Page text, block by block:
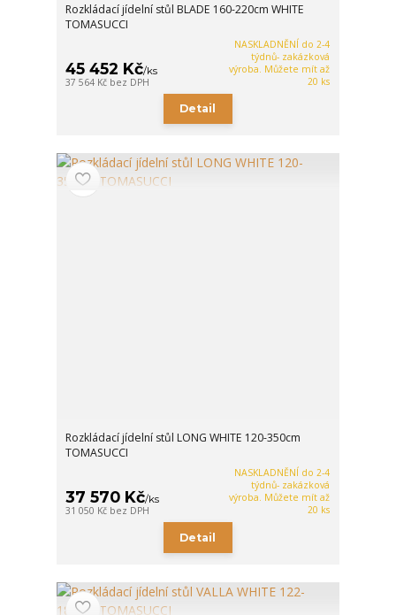
Rozkládací jídelní stůl BLADE 160-220cm WHITE
TOMASUCCI
45 452 Kč/ks
37 564 Kč bez DPH
NASKLADNĚNÍ do 2-4
týdnů- zakázková
výroba. Můžete mít až
20 ks
Detail
Rozkládací jídelní stůl LONG WHITE 120-350cm
TOMASUCCI
37 570 Kč/ks
31 050 Kč bez DPH
NASKLADNĚNÍ do 2-4
týdnů- zakázková
výroba. Můžete mít až
20 ks
Detail